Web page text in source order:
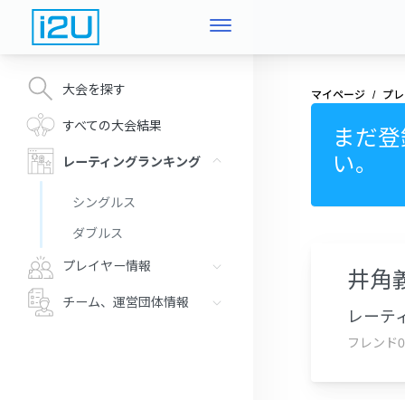
大会を探す
すべての大会結果
レーティングランキング
シングルス
ダブルス
プレイヤー情報
チーム、運営団体情報
マイページ プ
まだ
い。
井角
レーテ
フレンド